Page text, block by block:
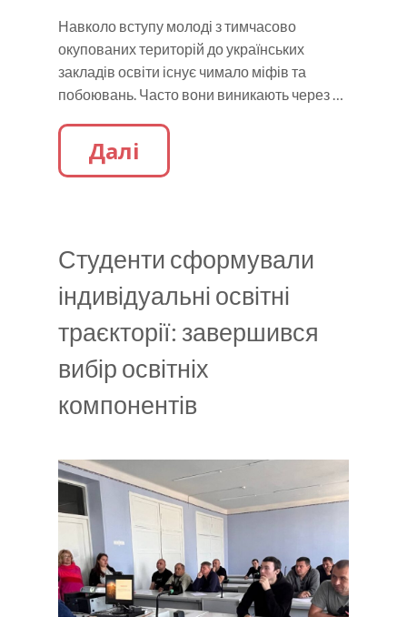
Навколо вступу молоді з тимчасово
окупованих територій до українських
закладів освіти існує чимало міфів та
побоювань. Часто вони виникають через …
Далі
Студенти сформували
індивідуальні освітні
траєкторії: завершився
вибір освітніх
компонентів